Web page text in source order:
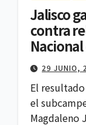
Jalisco
contra
29 JUNIO,
El
el
Magdaleno